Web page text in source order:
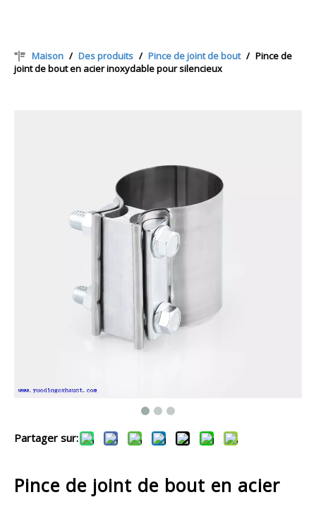
Maison / Des produits / Pince de joint de bout / Pince de
joint de bout en acier inoxydable pour silencieux
Partager sur:
Pince de joint de bout en acier